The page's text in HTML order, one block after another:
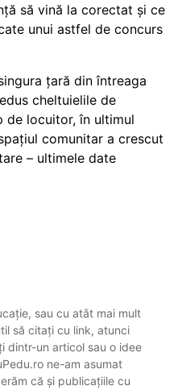
să vină la corectat și ce
unui astfel de concurs
țară din întreaga
cheltuielile de
de locuitor, în ultimul
comunitar a crescut
– ultimele date
sau cu atât mai mult
să citați cu link, atunci
dintr-un articol sau o idee
ne-am asumat
că și publicațiile cu